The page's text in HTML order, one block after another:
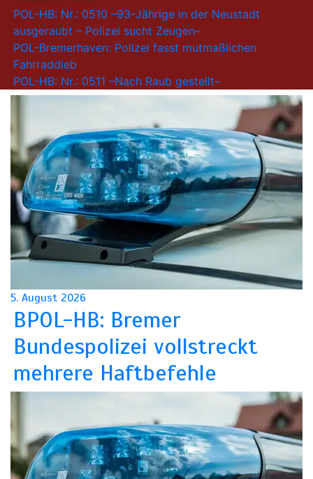
POL-HB: Nr.: 0510 –93-Jährige in der Neustadt
ausgeraubt – Polizei sucht Zeugen–
POL-Bremerhaven: Polizei fasst mutmaßlichen
Fahrraddieb
POL-HB: Nr.: 0511 –Nach Raub gestellt–
5. August 2026
BPOL-HB: Bremer
Bundespolizei vollstreckt
mehrere Haftbefehle